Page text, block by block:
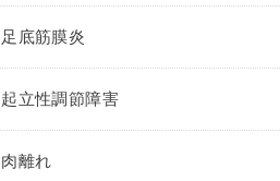
足底筋膜炎
起立性調節障害
肉離れ